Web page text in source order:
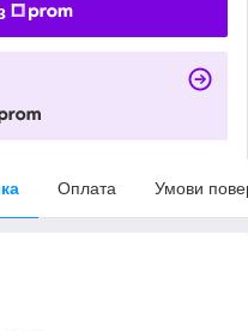
Оплата Умови